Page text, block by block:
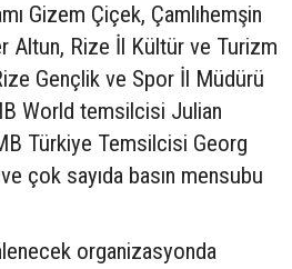
Gizem Çiçek, Çamlıhemşin
Altun, Rize İl Kültür ve Turizm
Gençlik ve Spor İl Müdürü
World temsilcisi Julian
Türkiye Temsilcisi Georg
çok sayıda basın mensubu
organizasyonda